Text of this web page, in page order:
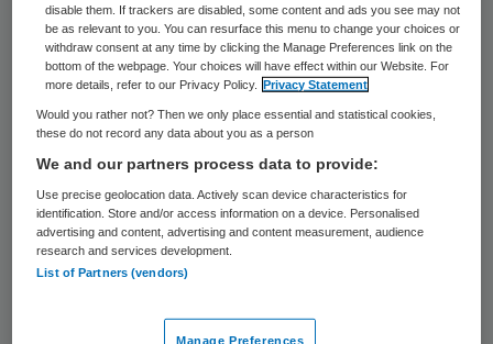
Daarvoor pleiten het landelijke bureau
vermiste personen van de politie en
belangenorganisatie Alzheimer Nederland,
schrijft het AD. Het systeem bestaat al in
België zijn plannen om ‘risicobejaarden’ van
een chip te voorzien.
Vermiste personen
disable them. If trackers are disabled, some content and ads you see may not
be as relevant to you. You can resurface this menu to change your choices or
withdraw consent at any time by clicking the Manage Preferences link on the
bottom of the webpage. Your choices will have effect within our Website. For
more details, refer to our Privacy Policy.
Privacy Statement
Would you rather not? Then we only place essential and statistical cookies,
these do not record any data about you as a person
We and our partners process data to provide:
Use precise geolocation data. Actively scan device characteristics for
identification. Store and/or access information on a device. Personalised
advertising and content, advertising and content measurement, audience
research and services development.
List of Partners (vendors)
Manage Preferences